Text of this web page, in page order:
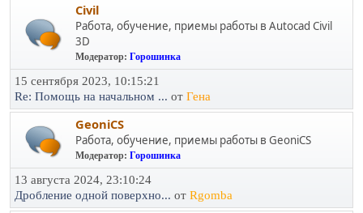
Civil
Работа, обучение, приемы работы в Autocad Civil
3D
Модератор: Горошинка
15 сентября 2023, 10:15:21
Re: Помощь на начальном ... от Гена
GeoniCS
Работа, обучение, приемы работы в GeoniCS
Модератор: Горошинка
13 августа 2024, 23:10:24
Дробление одной поверхно... от Rgomba